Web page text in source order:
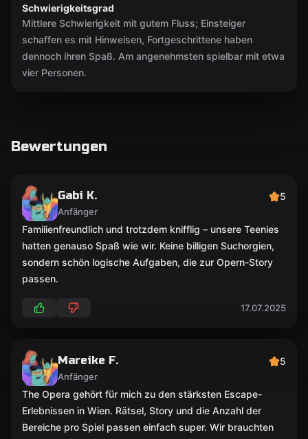
Schwierigkeitsgrad
Mittlere Schwierigkeit mit gutem Fluss; Einsteiger
schaffen es mit Hinweisen, Fortgeschrittene haben
dennoch ihren Spaß. Am angenehmsten spielbar mit etwa
vier Personen.
Bewertungen
Gabi K.
Anfänger
5
Familienfreundlich und trotzdem knifflig – unsere Teenies
hatten genauso Spaß wie wir. Keine billigen Suchorgien,
sondern schön logische Aufgaben, die zur Opern-Story
passen.
17.07.2025
Mareike F.
Anfänger
5
The Opera gehört für mich zu den stärksten Escape-
Erlebnissen in Wien. Rätsel, Story und die Anzahl der
Bereiche pro Spiel passen einfach super. Wir brauchten